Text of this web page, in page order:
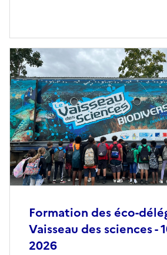
Formation des éco-
Vaisseau des sciences -
2026